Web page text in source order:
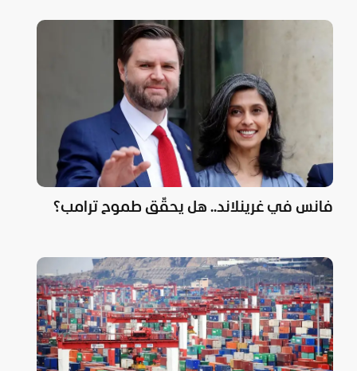
فانس في غرينلاند.. هل يحقّق طموح ترامب؟